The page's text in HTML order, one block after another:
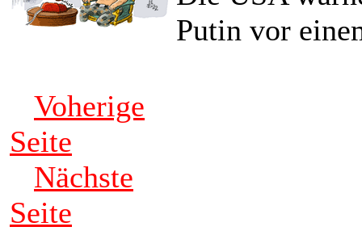
Putin vor
Voherige
Seite
Nächste
Seite